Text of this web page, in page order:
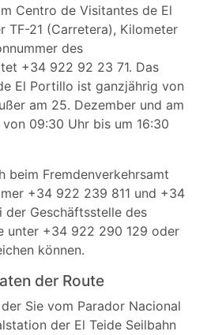
Centro de Visitantes de El
TF-21 (Carretera), Kilometer
des
+34 922 92 23 71. Das
El Portillo ist ganzjährig von
am 25. Dezember und am
09:30 Uhr bis um 16:30
beim Fremdenverkehrsamt
+34 922 239 811 und +34
Geschäftsstelle des
unter +34 922 290 129 oder
können.
der Route
Sie vom Parador Nacional
der El Teide Seilbahn